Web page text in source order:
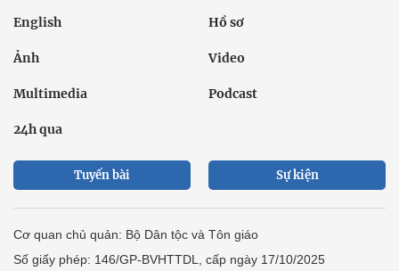
English Hồ sơ
Ảnh Video
Multimedia Podcast
24h qua
Tuyến bài Sự kiện
Cơ quan chủ quản: Bộ Dân tộc và Tôn giáo
Số giấy phép: 146/GP-BVHTTDL, cấp ngày 17/10/2025